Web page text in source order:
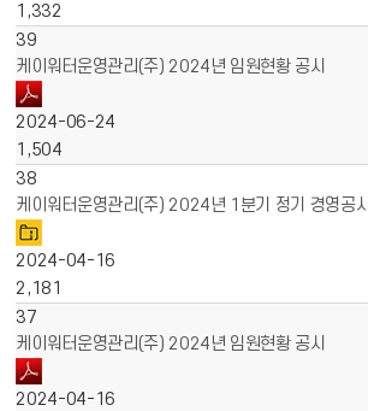
1,332
39
케이워터운영관리(주) 2024년 임원현황 공시
2024-06-24
1,504
38
케이워터운영관리(주) 2024년 1분기 정기 경영공시
2024-04-16
2,181
37
케이워터운영관리(주) 2024년 임원현황 공시
2024-04-16